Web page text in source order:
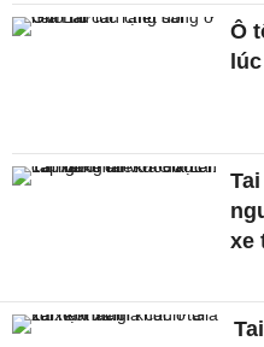
Ô
xe